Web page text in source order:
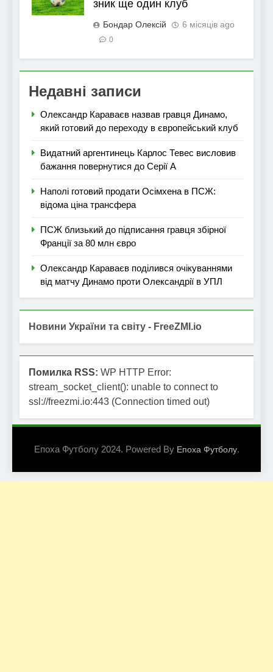
зник ще один клуб
Бондар Олексій 6 місяців ago
0
Недавні записи
Олександр Караваєв назвав гравця Динамо,
який готовий до переходу в європейський клуб
Видатний аргентинець Карлос Тевес висловив
бажання повернутися до Серії А
Наполі готовий продати Осімхена в ПСЖ:
відома ціна трансфера
ПСЖ близький до підписання гравця збірної
Франції за 80 млн євро
Олександр Караваєв поділився очікуваннями
від матчу Динамо проти Олександрії в УПЛ
Новини України та світу - FreeZMI.io
Помилка RSS: WP HTTP Error:
stream_socket_client(): unable to connect to
ssl://freezmi.io:443 (Connection timed out)
Епоха Футболу 2024. Powered By Епоха Футболу.